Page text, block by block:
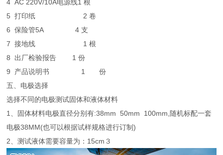
4 AC 220V/10A电源线1 根
5 打印纸 2 卷
6 保险管5A4 支
7 接地线 1 根
8
出厂检验报告 1 份
9
产品说明书 1 份
五、电极选择
选择不同的电极测试固体和液体材料
1、固体材料电极直径分别有:38mm 50mm 100mm,随机标配一套
电极38MM(也可以根据试样规格进行订制)
2、测试液体需要容量为：15cm３